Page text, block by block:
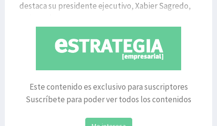
destaca su presidente ejecutivo, Xabier Sagredo,
Este contenido es exclusivo para suscriptores
Suscríbete para poder ver todos los contenidos